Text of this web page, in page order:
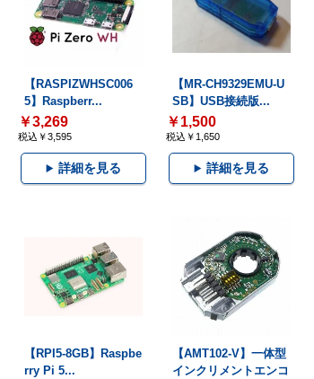
【RASPIZWHSC006
5】Raspberr...
￥3,269
税込￥3,595
詳細を見る
【MR-CH9329EMU-U
SB】USB接続版...
￥1,500
税込￥1,650
詳細を見る
【RPI5-8GB】Raspbe
rry Pi 5...
【AMT102-V】一体型
インクリメントエンコ